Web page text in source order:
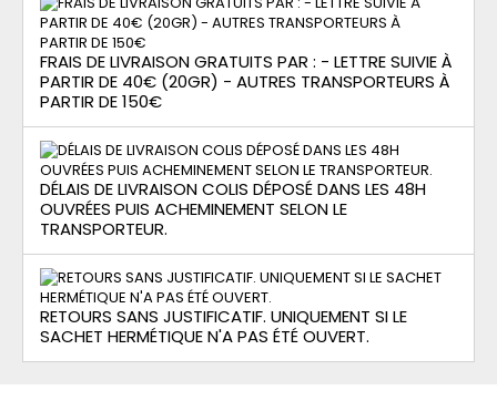
FRAIS DE LIVRAISON GRATUITS PAR : - LETTRE SUIVIE À
PARTIR DE 40€ (20GR) - AUTRES TRANSPORTEURS À
PARTIR DE 150€
DÉLAIS DE LIVRAISON COLIS DÉPOSÉ DANS LES 48H
OUVRÉES PUIS ACHEMINEMENT SELON LE
TRANSPORTEUR.
RETOURS SANS JUSTIFICATIF. UNIQUEMENT SI LE
SACHET HERMÉTIQUE N'A PAS ÉTÉ OUVERT.